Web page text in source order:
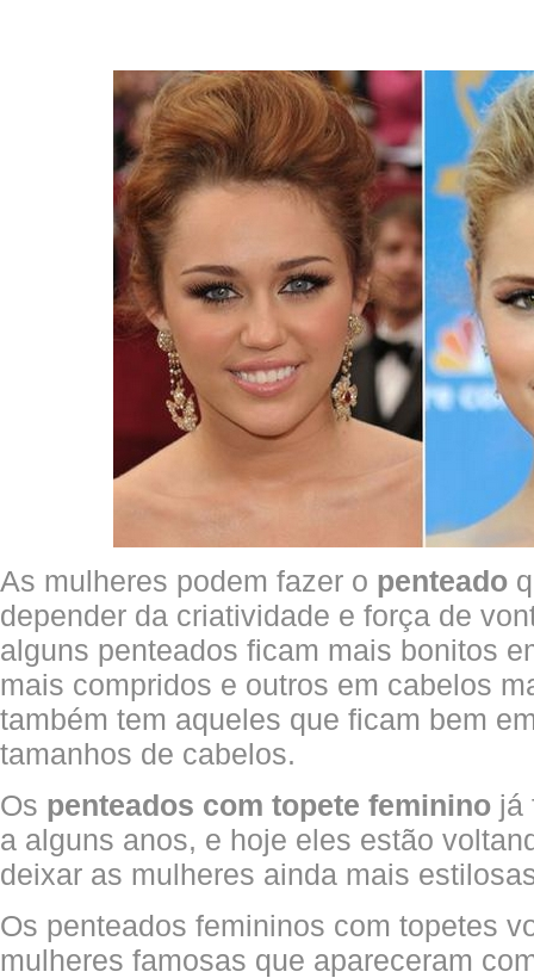
As mulheres podem fazer o penteado
depender da criatividade e força de
alguns penteados ficam mais bonitos
mais compridos e outros em cabelos
também tem aqueles que ficam bem
tamanhos de cabelos.
Os penteados com topete feminino já
a alguns anos, e hoje eles estão
deixar as mulheres ainda mais
Os penteados femininos com topetes
mulheres famosas que apareceram